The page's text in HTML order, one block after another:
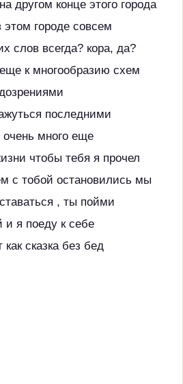
другом конце этого города
этом городе совсем
слов всегда? кора, да?
к многообразию схем
последними
очень много еще
чтобы тебя я прочел
с тобой остановились мы
, ты пойми
я поеду к себе
сказка без бед